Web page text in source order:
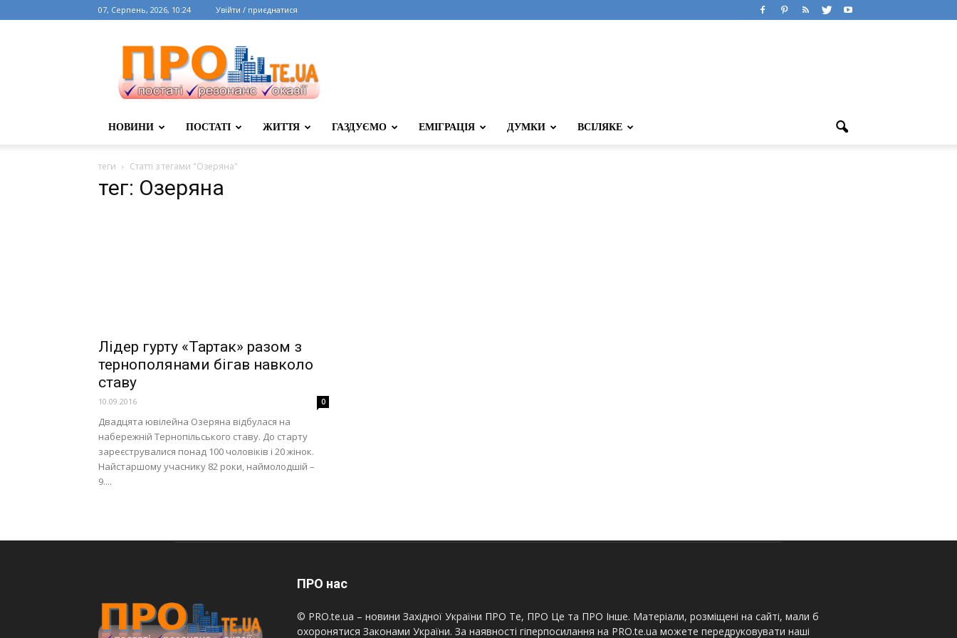
07, Серпень, 2026, 10:24 Увійти / приєднатися
НОВИНИ ПОСТАТІ ЖИТТЯ ГАЗДУЄМО ЕМІГРАЦІЯ ДУМКИ ВСІЛЯКЕ
теги Статті з тегами "Озеряна"
тег: Озеряна
Лідер гурту «Тартак» разом з
тернополянами бігав навколо
ставу
10.09.2016 0
Двадцята ювілейна Озеряна відбулася на
набережній Тернопільського ставу. До старту
зареєструвалися понад 100 чоловіків і 20 жінок.
Найстаршому учаснику 82 роки, наймолодшій –
9....
ПРО нас
© PRO.te.ua – новини Західної України ПРО Те, ПРО Це та ПРО Інше. Матеріали, розміщені на сайті, мали б
охоронятися Законами України. За наявності гіперпосилання на PRO.te.ua можете передруковувати наші